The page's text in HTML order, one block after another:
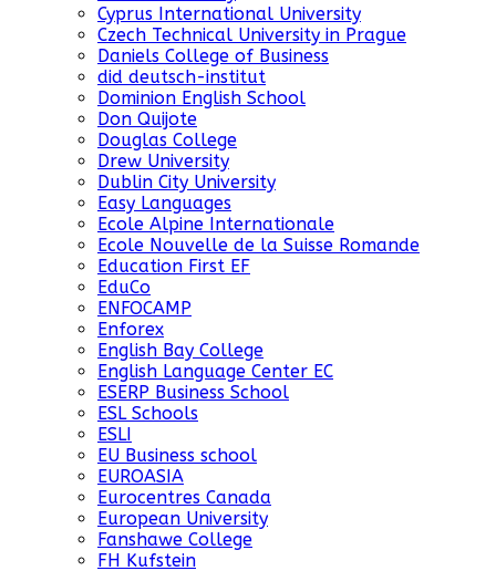
Cyprus International University
Czech Technical University in Prague
Daniels College of Business
did deutsch-institut
Dominion English School
Don Quijote
Douglas College
Drew University
Dublin City University
Easy Languages
Ecole Alpine Internationale
Ecole Nouvelle de la Suisse Romande
Education First EF
EduCo
ENFOCAMP
Enforex
English Bay College
English Language Center EC
ESERP Business School
ESL Schools
ESLI
EU Business school
EUROASIA
Eurocentres Canada
European University
Fanshawe College
FH Kufstein